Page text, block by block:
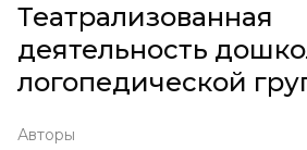
Театрализованная
деятельность
логопедической
Авторы